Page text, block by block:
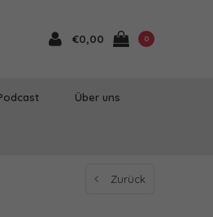
€0,00 0
Über uns
Zurück